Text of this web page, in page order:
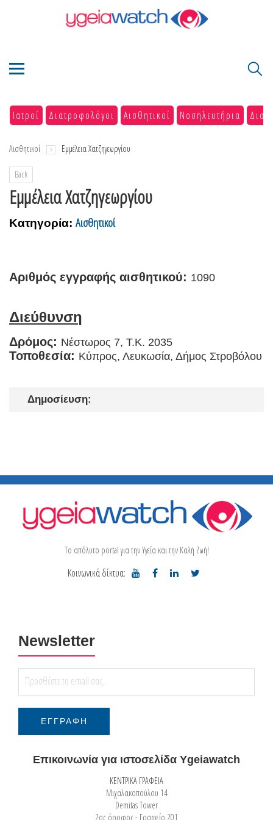
Ιατροί Διατροφολόγοι Αισθητικοί Νοσηλευτήρια
Αισθητικοί Εμμέλεια Χατζηγεωργίου
Back
Εμμέλεια Χατζηγεωργίου
Κατηγορία: Αισθητικοί
Αριθμός εγγραφής αισθητικού: 1090
Διεύθυνση
Δρόμος: Νέστωρος 7, T.K. 2035
Τοποθεσία: Κύπρος, Λευκωσία, Δήμος Στροβόλου
Δημοσίευση:
Το απόλυτο portal για την Υγεία και την Καλή Ζωή!
Κοινωνικά δίκτυα:
Newsletter
Επικοινωνία για ιστοσελίδα Ygeiawatch
ΚΕΝΤΡΙΚΑ ΓΡΑΦΕΙΑ
Μιχαλακοπούλου 14
Demitas Tower
2ος όροφος - Γραφείο 201